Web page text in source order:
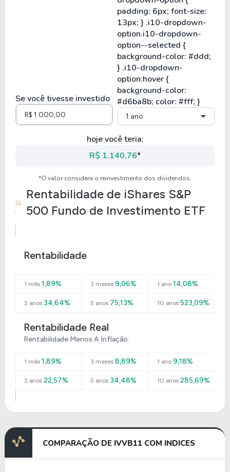
Se você tivesse investido
1 ano
hoje você teria:
R$ 1.140,76*
*O valor considera o reinvestimento dos dividendos.
Rentabilidade de iShares S&P
500 Fundo de Investimento ETF
Rentabilidade
1 mês 1,89% 3 meses 9,06% 1 ano14,08%
2 anos 34,64% 5 anos 75,13% 10 anos523,09%
Rentabilidade Real
Rentabilidade Menos A Inflação.
1 mês 1,89% 3 meses 8,89% 1 ano9,18%
2 anos 22,57% 5 anos 34,48% 10 anos285,69%
COMPARAÇÃO DE IVVB11 COM INDICES